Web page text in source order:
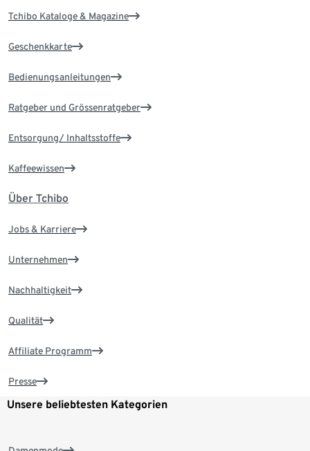
Tchibo Kataloge & Magazine
Geschenkkarte
Bedienungsanleitungen
Ratgeber und Grössenratgeber
Entsorgung/ Inhaltsstoffe
Kaffeewissen
Über Tchibo
Jobs & Karriere
Unternehmen
Nachhaltigkeit
Qualität
Affiliate Programm
Presse
Unsere beliebtesten Kategorien